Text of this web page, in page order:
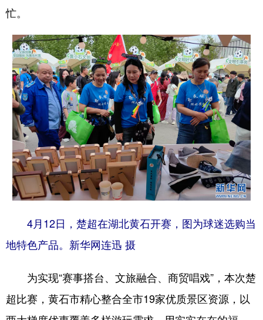
忙。
4月12日，楚超在湖北黄石开赛，图为球迷选购当
地特色产品。新华网连迅 摄
为实现“赛事搭台、文旅融合、商贸唱戏”，本次楚
超比赛，黄石市精心整合全市19家优质景区资源，以